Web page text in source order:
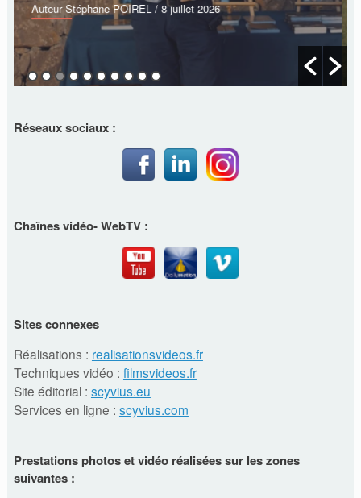
Auteur Stéphane POIREL/ 23 juin 2026
Réseaux sociaux :
Chaînes vidéo- WebTV :
Sites connexes
Réalisations : realisationsvideos.fr
Techniques vidéo : filmsvideos.fr
Site éditorial : scyvius.eu
Services en ligne : scyvius.com
Prestations photos et vidéo réalisées sur les zones
suivantes :